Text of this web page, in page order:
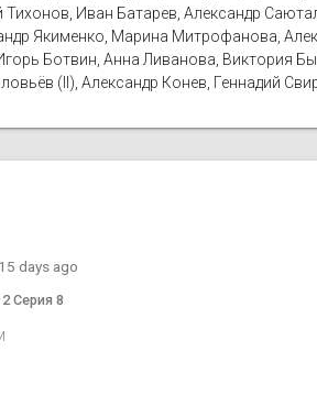
Иван Батарев, Александр
Якименко, Марина Митрофанова,
Ботвин, Анна Ливанова, Виктория
(II), Александр Конев, Геннадий
15 days ago
Серия 8